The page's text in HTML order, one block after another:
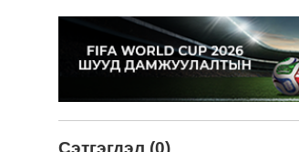
Сэтгэгдэл (0)